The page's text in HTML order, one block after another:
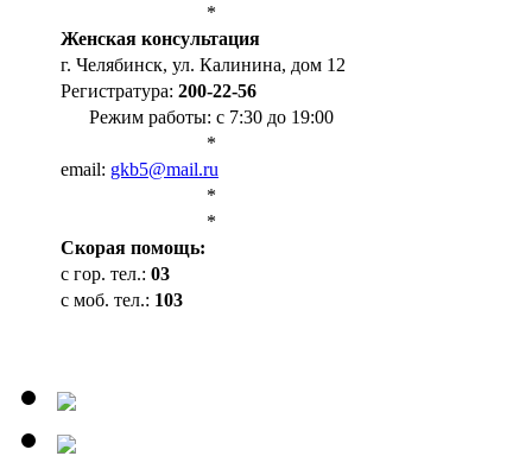
*
Женская консультация
г. Челябинск, ул. Калинина, дом 12
Регистратура: 200-22-56
Режим работы: с 7:30 до 19:00
*
email: gkb5@mail.ru
*
*
Cкорая помощь:
с гор. тел.: 03
с моб. тел.: 103